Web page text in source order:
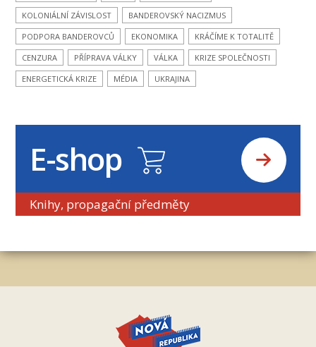
KOLONIÁLNÍ ZÁVISLOST
BANDEROVSKÝ NACIZMUS
PODPORA BANDEROVCŮ
EKONOMIKA
KRÁČÍME K TOTALITĚ
CENZURA
PŘÍPRAVA VÁLKY VÁLKA
KRIZE SPOLEČNOSTI
ENERGETICKÁ KRIZE
MÉDIA UKRAJINA
E-shop
Knihy, propagační předměty